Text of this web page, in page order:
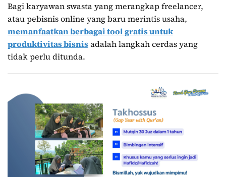
Bagi karyawan swasta yang merangkap freelancer,
atau pebisnis online yang baru merintis usaha,
memanfaatkan berbagai tool gratis untuk
produktivitas bisnisadalah langkah cerdas yang
tidak perlu ditunda.